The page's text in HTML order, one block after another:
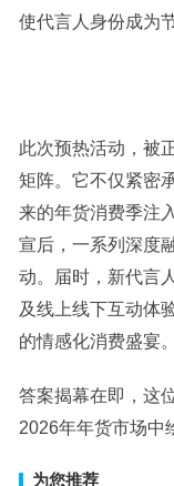
使代言人身份成为
此次预热活动，被
矩阵。它不仅紧密
来的年货消费季注
宣后，一系列深度
动。届时，新代言
及线上线下互动体
的情感化消费盛宴。
答案揭幕在即，这
2026年年货市场中
为您推荐